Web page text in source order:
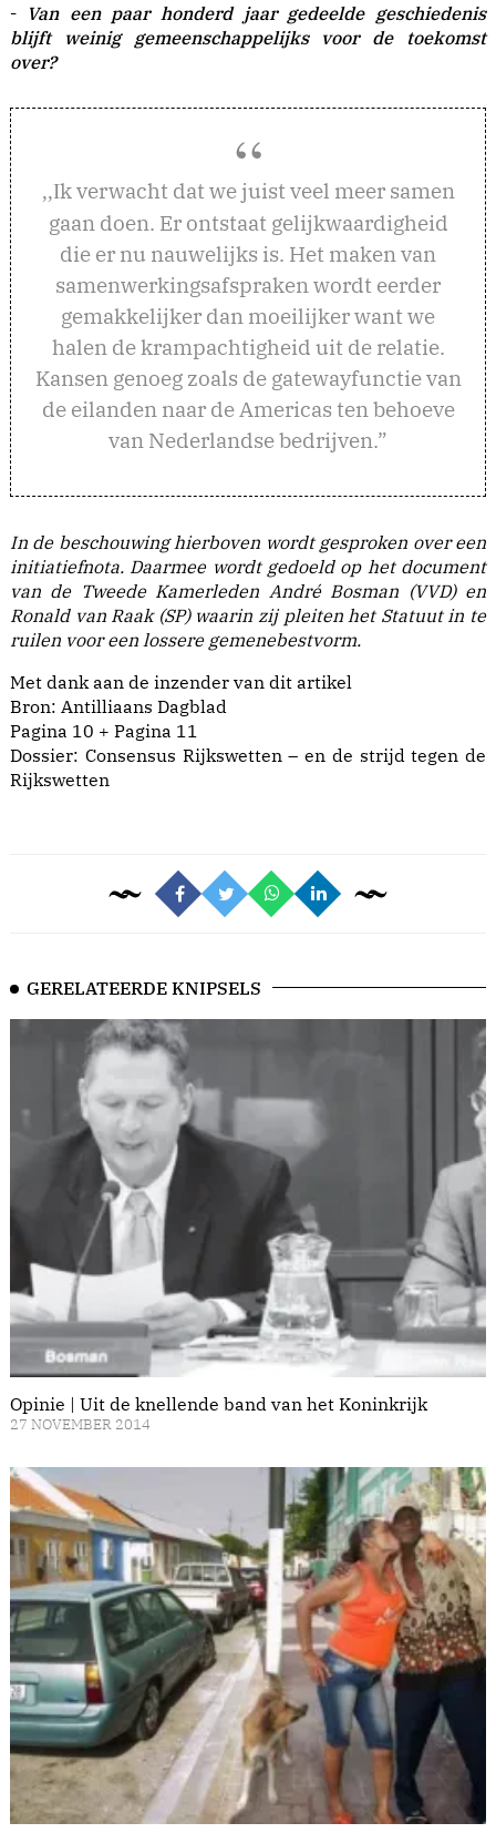
- Van een paar honderd jaar gedeelde geschiedenis
blijft weinig gemeenschappelijks voor de toekomst
over?
,,Ik verwacht dat we juist veel meer samen
gaan doen. Er ontstaat gelijkwaardigheid
die er nu nauwelijks is. Het maken van
samenwerkingsafspraken wordt eerder
gemakkelijker dan moeilijker want we
halen de krampachtigheid uit de relatie.
Kansen genoeg zoals de gatewayfunctie van
de eilanden naar de Americas ten behoeve
van Nederlandse bedrijven.”
In de beschouwing hierboven wordt gesproken over een
initiatiefnota. Daarmee wordt gedoeld op het document
van de Tweede Kamerleden André Bosman (VVD) en
Ronald van Raak (SP) waarin zij pleiten het Statuut in te
ruilen voor een lossere gemenebestvorm.
Met dank aan de inzender van dit artikel
Bron: Antilliaans Dagblad
Pagina 10 + Pagina 11
Dossier: Consensus Rijkswetten – en de strijd tegen de
Rijkswetten
GERELATEERDE KNIPSELS
Opinie | Uit de knellende band van het Koninkrijk
27 NOVEMBER 2014